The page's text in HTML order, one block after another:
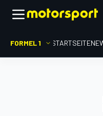
FORMEL 1 STARTSEITE